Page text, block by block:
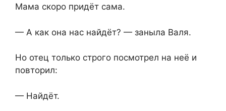
Мама скоро придёт сама.
— А как она нас найдёт? — заныла Валя.
Но отец только строго посмотрел на неё и
повторил:
— Найдёт.